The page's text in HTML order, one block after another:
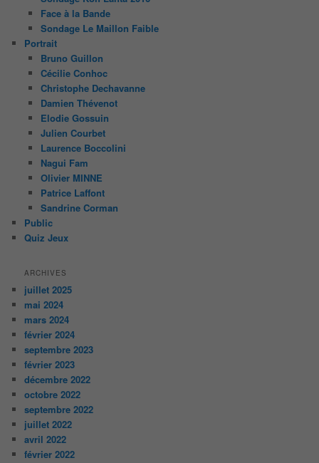
Face à la Bande
Sondage Le Maillon Faible
Portrait
Bruno Guillon
Cécilie Conhoc
Christophe Dechavanne
Damien Thévenot
Elodie Gossuin
Julien Courbet
Laurence Boccolini
Nagui Fam
Olivier MINNE
Patrice Laffont
Sandrine Corman
Public
Quiz Jeux
ARCHIVES
juillet 2025
mai 2024
mars 2024
février 2024
septembre 2023
février 2023
décembre 2022
octobre 2022
septembre 2022
juillet 2022
avril 2022
février 2022